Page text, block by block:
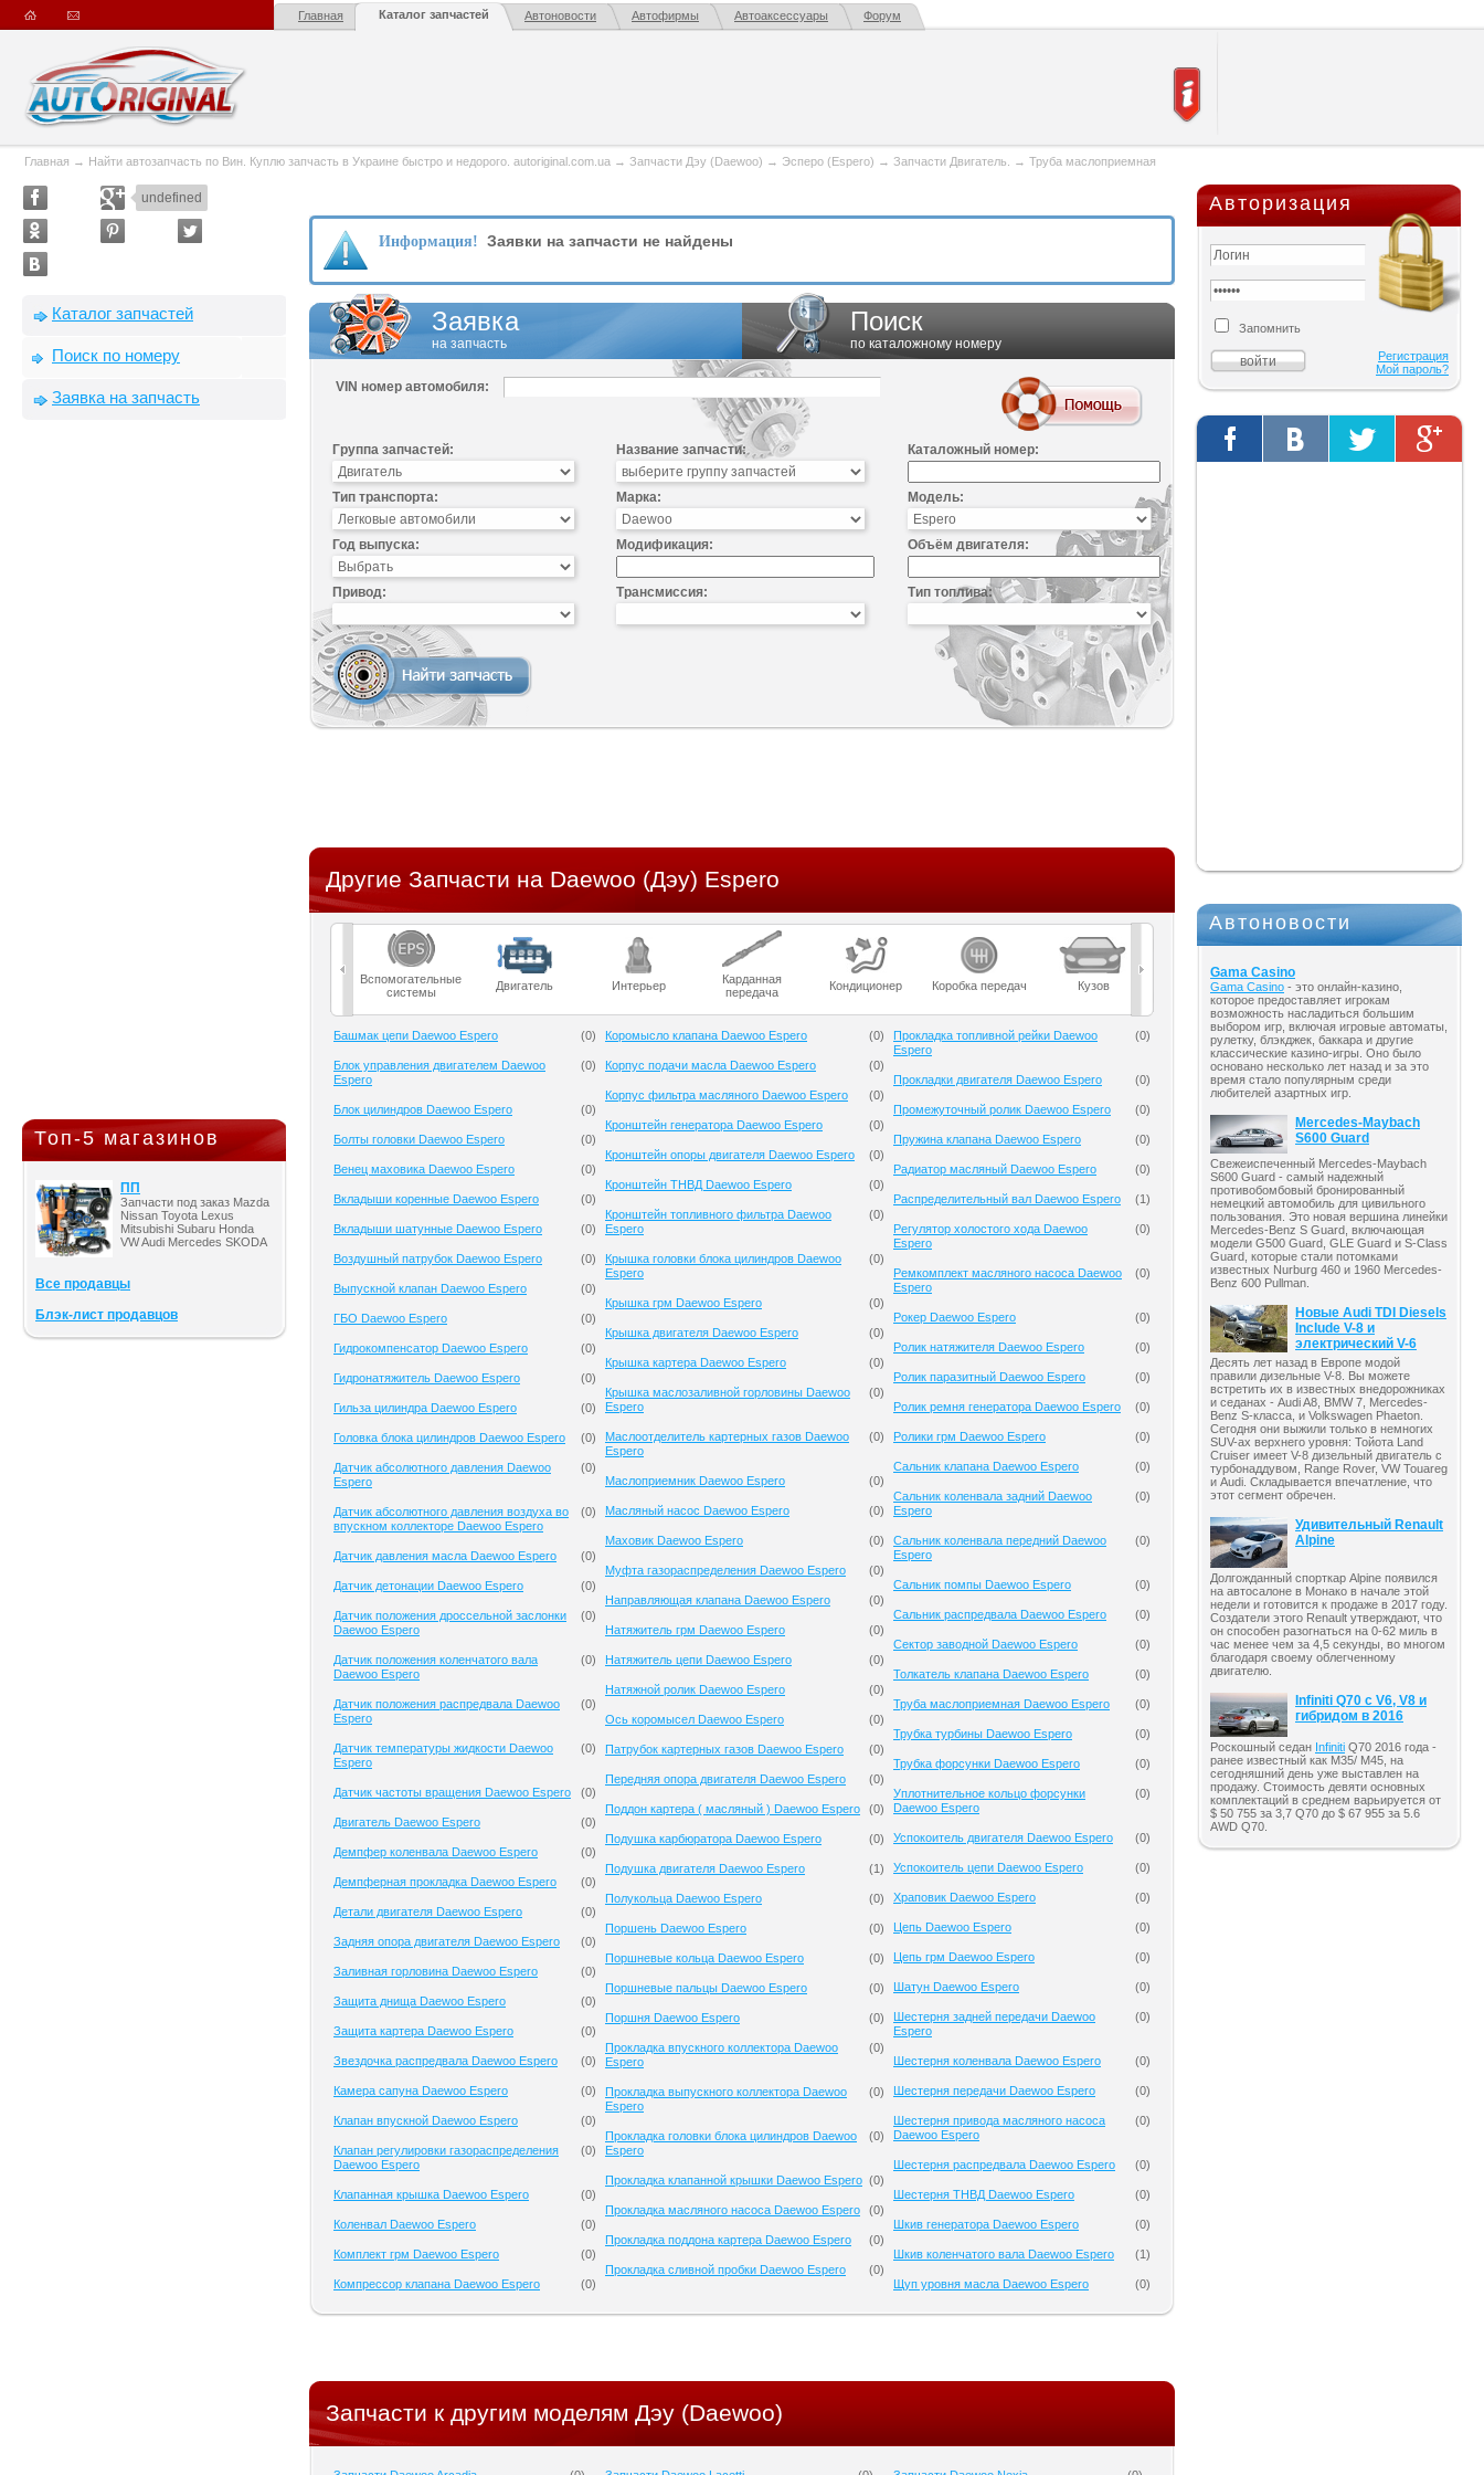
Главная Каталог запчастей Автоновости Автофирмы Автоаксессуары Форум
Главная → Найти автозапчасть по Вин. Куплю запчасть в Украине быстро и недорого. autoriginal.com.ua → Запчасти Дэу (Daewoo) → Эсперо (Espero) → Запчасти Двигатель. → Труба маслоприемная
undefined
Каталог запчастей
Поиск по номеру
Заявка на запчасть
Топ-5 магазинов
ПП
Запчасти под заказ Mazda
Nissan Toyota Lexus
Mitsubishi Subaru Honda
VW Audi Mercedes SKODA
Все продавцы
Блэк-лист продавцов
Информация! Заявки на запчасти не найдены
Заявка
на запчасть
Поиск
по каталожному номеру
VIN номер автомобиля:
Группа запчастей: Название запчасти: Каталожный номер:
Тип транспорта: Марка: Модель:
Год выпуска: Модификация: Объём двигателя:
Привод: Трансмиссия: Тип топлива:
Другие Запчасти на Daewoo (Дэу) Espero
Вспомогательные
системы
Двигатель Интерьер
Карданная
передача
Кондиционер Коробка передач Кузов Масла Мост
Башмак цепи Daewoo Espero (0)
Блок управления двигателем Daewoo
Espero
(0)
Блок цилиндров Daewoo Espero (0)
Болты головки Daewoo Espero (0)
Венец маховика Daewoo Espero (0)
Вкладыши коренные Daewoo Espero (0)
Вкладыши шатунные Daewoo Espero (0)
Воздушный патрубок Daewoo Espero (0)
Выпускной клапан Daewoo Espero (0)
ГБО Daewoo Espero (0)
Гидрокомпенсатор Daewoo Espero (0)
Гидронатяжитель Daewoo Espero (0)
Гильза цилиндра Daewoo Espero (0)
Головка блока цилиндров Daewoo Espero (0)
Датчик абсолютного давления Daewoo
Espero
(0)
Датчик абсолютного давления воздуха во
впускном коллекторе Daewoo Espero
(0)
Датчик давления масла Daewoo Espero (0)
Датчик детонации Daewoo Espero (0)
Датчик положения дроссельной заслонки
Daewoo Espero
(0)
Датчик положения коленчатого вала
Daewoo Espero
(0)
Датчик положения распредвала Daewoo
Espero
(0)
Датчик температуры жидкости Daewoo
Espero
(0)
Датчик частоты вращения Daewoo Espero (0)
Двигатель Daewoo Espero (0)
Демпфер коленвала Daewoo Espero (0)
Демпферная прокладка Daewoo Espero (0)
Детали двигателя Daewoo Espero (0)
Задняя опора двигателя Daewoo Espero (0)
Заливная горловина Daewoo Espero (0)
Защита днища Daewoo Espero (0)
Защита картера Daewoo Espero (0)
Звездочка распредвала Daewoo Espero (0)
Камера сапуна Daewoo Espero (0)
Клапан впускной Daewoo Espero (0)
Клапан регулировки газораспределения
Daewoo Espero
(0)
Клапанная крышка Daewoo Espero (0)
Коленвал Daewoo Espero (0)
Комплект грм Daewoo Espero (0)
Компрессор клапана Daewoo Espero (0)
Коромысло клапана Daewoo Espero (0)
Корпус подачи масла Daewoo Espero (0)
Корпус фильтра масляного Daewoo Espero (0)
Кронштейн генератора Daewoo Espero (0)
Кронштейн опоры двигателя Daewoo Espero (0)
Кронштейн ТНВД Daewoo Espero (0)
Кронштейн топливного фильтра Daewoo
Espero
(0)
Крышка головки блока цилиндров Daewoo
Espero
(0)
Крышка грм Daewoo Espero (0)
Крышка двигателя Daewoo Espero (0)
Крышка картера Daewoo Espero (0)
Крышка маслозаливной горловины Daewoo
Espero
(0)
Маслоотделитель картерных газов Daewoo
Espero
(0)
Маслоприемник Daewoo Espero (0)
Масляный насос Daewoo Espero (0)
Маховик Daewoo Espero (0)
Муфта газораспределения Daewoo Espero (0)
Направляющая клапана Daewoo Espero (0)
Натяжитель грм Daewoo Espero (0)
Натяжитель цепи Daewoo Espero (0)
Натяжной ролик Daewoo Espero (0)
Ось коромысел Daewoo Espero (0)
Патрубок картерных газов Daewoo Espero (0)
Передняя опора двигателя Daewoo Espero (0)
Поддон картера ( масляный ) Daewoo Espero (0)
Подушка карбюратора Daewoo Espero (0)
Подушка двигателя Daewoo Espero (1)
Полукольца Daewoo Espero (0)
Поршень Daewoo Espero (0)
Поршневые кольца Daewoo Espero (0)
Поршневые пальцы Daewoo Espero (0)
Поршня Daewoo Espero (0)
Прокладка впускного коллектора Daewoo
Espero
(0)
Прокладка выпускного коллектора Daewoo
Espero
(0)
Прокладка головки блока цилиндров Daewoo
Espero
(0)
Прокладка клапанной крышки Daewoo Espero (0)
Прокладка масляного насоса Daewoo Espero (0)
Прокладка поддона картера Daewoo Espero (0)
Прокладка сливной пробки Daewoo Espero (0)
Прокладка топливной рейки Daewoo
Espero
(0)
Прокладки двигателя Daewoo Espero (0)
Промежуточный ролик Daewoo Espero (0)
Пружина клапана Daewoo Espero (0)
Радиатор масляный Daewoo Espero (0)
Распределительный вал Daewoo Espero (1)
Регулятор холостого хода Daewoo
Espero
(0)
Ремкомплект масляного насоса Daewoo
Espero
(0)
Рокер Daewoo Espero (0)
Ролик натяжителя Daewoo Espero (0)
Ролик паразитный Daewoo Espero (0)
Ролик ремня генератора Daewoo Espero (0)
Ролики грм Daewoo Espero (0)
Сальник клапана Daewoo Espero (0)
Сальник коленвала задний Daewoo
Espero
(0)
Сальник коленвала передний Daewoo
Espero
(0)
Сальник помпы Daewoo Espero (0)
Сальник распредвала Daewoo Espero (0)
Сектор заводной Daewoo Espero (0)
Толкатель клапана Daewoo Espero (0)
Труба маслоприемная Daewoo Espero (0)
Трубка турбины Daewoo Espero (0)
Трубка форсунки Daewoo Espero (0)
Уплотнительное кольцо форсунки
Daewoo Espero
(0)
Успокоитель двигателя Daewoo Espero (0)
Успокоитель цепи Daewoo Espero (0)
Храповик Daewoo Espero (0)
Цепь Daewoo Espero (0)
Цепь грм Daewoo Espero (0)
Шатун Daewoo Espero (0)
Шестерня задней передачи Daewoo
Espero
(0)
Шестерня коленвала Daewoo Espero (0)
Шестерня передачи Daewoo Espero (0)
Шестерня привода масляного насоса
Daewoo Espero
(0)
Шестерня распредвала Daewoo Espero (0)
Шестерня ТНВД Daewoo Espero (0)
Шкив генератора Daewoo Espero (0)
Шкив коленчатого вала Daewoo Espero (1)
Щуп уровня масла Daewoo Espero (0)
Запчасти к другим моделям Дэу (Daewoo)
Авторизация
Запомнить
Регистрация
Мой пароль?
Автоновости
Gama Casino
Gama Casino - это онлайн-казино,
которое предоставляет игрокам
возможность насладиться большим
выбором игр, включая игровые автоматы,
рулетку, блэкджек, баккара и другие
классические казино-игры. Оно было
основано несколько лет назад и за это
время стало популярным среди
любителей азартных игр.
Mercedes-Maybach
S600 Guard
Свежеиспеченный Mercedes-Maybach
S600 Guard - самый надежный
противобомбовый бронированный
немецкий автомобиль для цивильного
пользования. Это новая вершина линейки
Mercedes-Benz S Guard, включающая
модели G500 Guard, GLE Guard и S-Class
Guard, которые стали потомками
известных Nurburg 460 и 1960 Mercedes-
Benz 600 Pullman.
Новые Audi TDI Diesels
Include V-8 и
электрический V-6
Десять лет назад в Европе модой
правили дизельные V-8. Вы можете
встретить их в известных внедорожниках
и седанах - Audi A8, BMW 7, Mercedes-
Benz S-класса, и Volkswagen Phaeton.
Сегодня они выжили только в немногих
SUV-ах верхнего уровня: Тойота Land
Cruiser имеет V-8 дизельный двигатель с
турбонаддувом, Range Rover, VW Touareg
и Audi. Складывается впечатление, что
этот сегмент обречен.
Удивительный Renault
Alpine
Долгожданный спорткар Alpine появился
на автосалоне в Монако в начале этой
недели и готовится к продаже в 2017 году.
Создатели этого Renault утверждают, что
он способен разогнаться на 0-62 миль в
час менее чем за 4,5 секунды, во многом
благодаря своему облегченному
двигателю.
Infiniti Q70 с V6, V8 и
гибридом в 2016
Роскошный седан Infiniti Q70 2016 года -
ранее известный как M35/ M45, на
сегодняшний день уже выставлен на
продажу. Стоимость девяти основных
комплектаций в среднем варьируется от
$ 50 755 за 3,7 Q70 до $ 67 955 за 5.6
AWD Q70.